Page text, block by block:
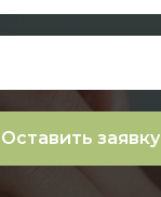
Оставить заявку